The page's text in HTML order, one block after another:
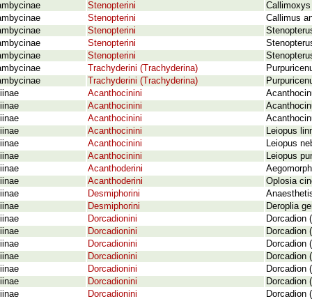
Stenopterini
Stenopterini
Callimus
Stenopterini
Stenopterini
Stenopterini
Trachyderini (Trachyderina)
Trachyderini (Trachyderina)
Acanthocinini
Acanthocinini
Acanthocinini
Acanthocinini
Leiopus
Acanthocinini
Leiopus
Acanthocinini
Leiopus
Acanthoderini
Acanthoderini
Oplosia
Desmiphorini
Desmiphorini
Deroplia
Dorcadionini
Dorcadion
Dorcadionini
Dorcadion
Dorcadionini
Dorcadion
Dorcadionini
Dorcadion
Dorcadionini
Dorcadion
Dorcadionini
Dorcadion
Dorcadionini
Dorcadion